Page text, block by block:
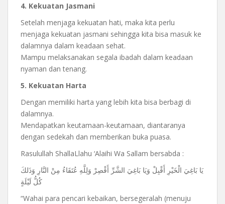
4. Kekuatan Jasmani
Setelah menjaga kekuatan hati, maka kita perlu
menjaga kekuatan jasmani sehingga kita bisa masuk ke
dalamnya dalam keadaan sehat.
Mampu melaksanakan segala ibadah dalam keadaan
nyaman dan tenang.
5. Kekuatan Harta
Dengan memiliki harta yang lebih kita bisa berbagi di
dalamnya.
Mendapatkan keutamaan-keutamaan, diantaranya
dengan sedekah dan memberikan buka puasa.
Rasulullah ShallaLlahu ‘Alaihi Wa Sallam bersabda :
يَا بَاغِيَ الْخَيْرِ أَقْبِلْ وَيَا بَاغِيَ الشَّرِّ أَقْصِرْ وَلِلَّهِ عُتَقَاءُ مِنْ النَّارِ وَذَلكَ
كُلُّ لَيْلَةٍ
“Wahai para pencari kebaikan, bersegeralah (menuju